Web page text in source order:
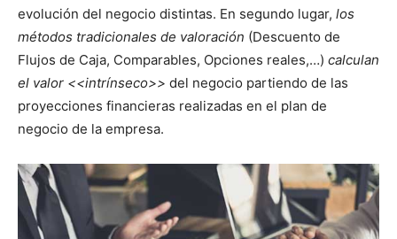
evolución del negocio distintas. En segundo lugar, los
métodos tradicionales de valoración (Descuento de
Flujos de Caja, Comparables, Opciones reales,…) calculan
el valor <<intrínseco>> del negocio partiendo de las
proyecciones financieras realizadas en el plan de
negocio de la empresa.